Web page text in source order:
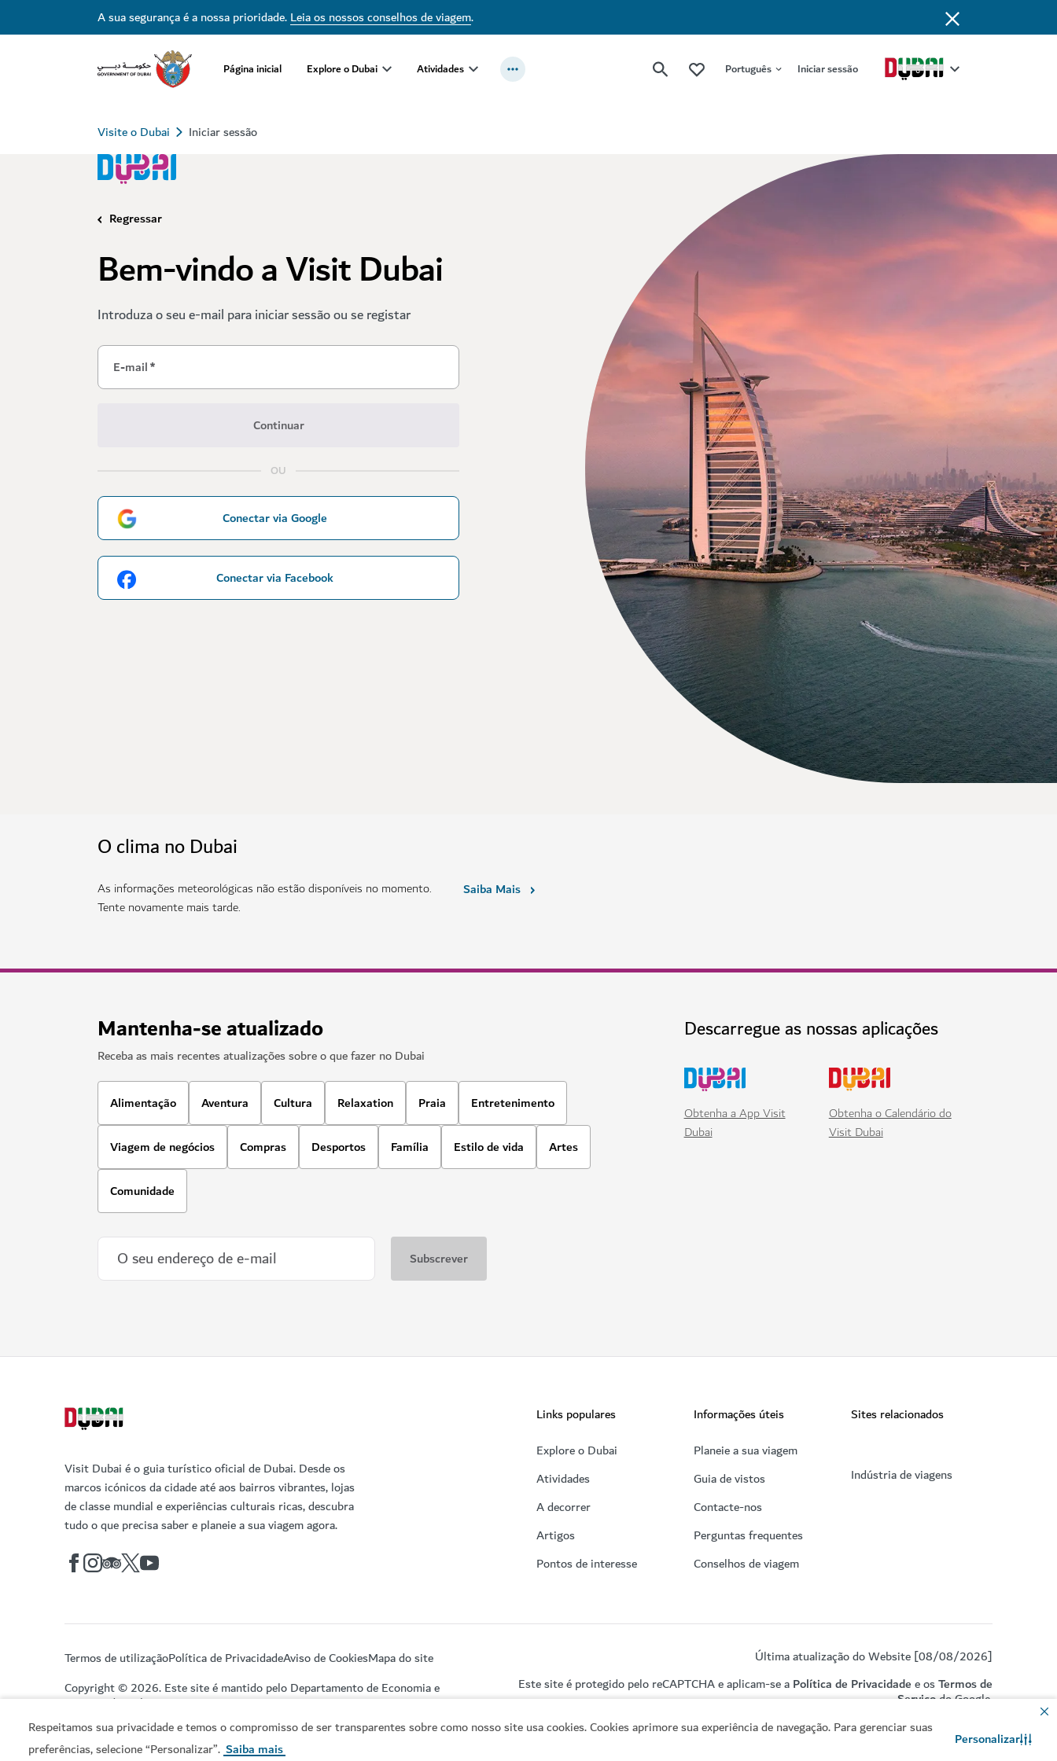
Respeitamos sua privacidade e temos o compromisso de ser transparentes sobre como nosso site usa cookies. Cookies aprimore sua experiência de navegação. Para gerenciar suas
preferências, selecione “Personalizar”. Saiba mais Personalizar
A sua segurança é a nossa prioridade.Leia os nossos conselhos de viagem.
Página inicial Explore o Dubai Atividades Português Iniciar sessão
Visite o Dubai Iniciar sessão
Regressar
Bem-vindo a Visit Dubai
Introduza o seu e-mail para iniciar sessão ou se registar
E-mail*
Continuar
OU
Conectar via Google
Conectar via Facebook
O clima no Dubai
As informações meteorológicas não estão disponíveis no momento.
Tente novamente mais tarde.
Saiba Mais
Mantenha-se atualizado
Receba as mais recentes atualizações sobre o que fazer no Dubai
Alimentação Aventura Cultura Relaxation Praia Entretenimento
Viagem de negócios Compras Desportos Família Estilo de vida Artes
Comunidade
Descarregue as nossas aplicações
Obtenha a App Visit
Dubai
Obtenha o Calendário do
Visit Dubai
Visit Dubai é o guia turístico oficial de Dubai. Desde os
marcos icónicos da cidade até aos bairros vibrantes, lojas
de classe mundial e experiências culturais ricas, descubra
tudo o que precisa saber e planeie a sua viagem agora.
Links populares
Explore o Dubai
Atividades
A decorrer
Artigos
Pontos de interesse
Informações úteis
Planeie a sua viagem
Guia de vistos
Contacte-nos
Perguntas frequentes
Conselhos de viagem
Sites relacionados
Indústria de viagens
Termos de utilizaçãoPolítica de PrivacidadeAviso de CookiesMapa do site
Copyright © 2026. Este site é mantido pelo Departamento de Economia e
Turismo do Dubai.
Última atualização do Website [08/08/2026]
Este site é protegido pelo reCAPTCHA e aplicam-se aPolítica de Privacidadee osTermos de
Serviçodo Google.